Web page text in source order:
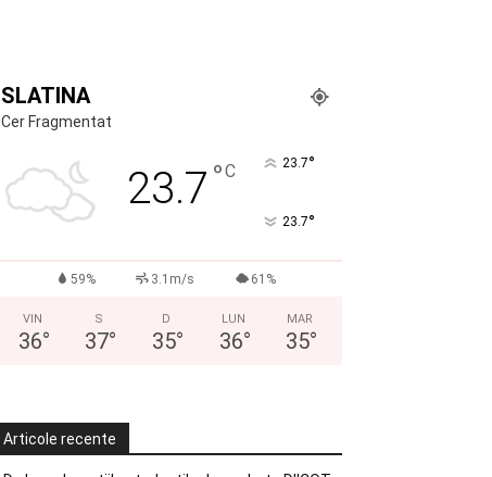
SLATINA
Cer Fragmentat
23.7 °C 23.7°
23.7°
59% 3.1m/s 61%
VIN
36°
S
37°
D
35°
LUN
36°
MAR
35°
Articole recente